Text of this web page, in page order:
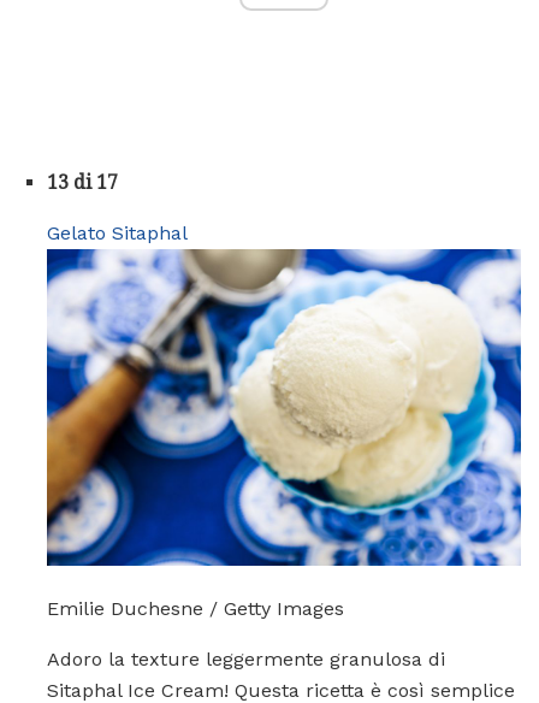
13 di 17
Gelato Sitaphal
Emilie Duchesne / Getty Images
Adoro la texture leggermente granulosa di
Sitaphal Ice Cream! Questa ricetta è così semplice